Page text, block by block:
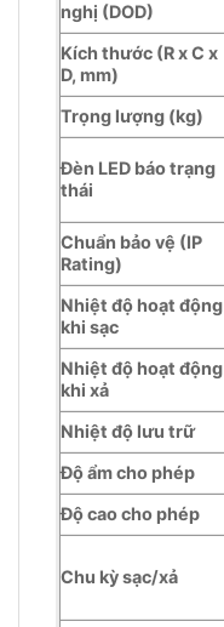
nghị (DOD)
Kích thước (R x C x
D, mm)
Trọng lượng (kg)
Đèn LED báo trạng
thái
Chuẩn bảo vệ (IP
Rating)
Nhiệt độ hoạt động
khi sạc
Nhiệt độ hoạt động
khi xả
Nhiệt độ lưu trữ
Độ ẩm cho phép
Độ cao cho phép
Chu kỳ sạc/xả